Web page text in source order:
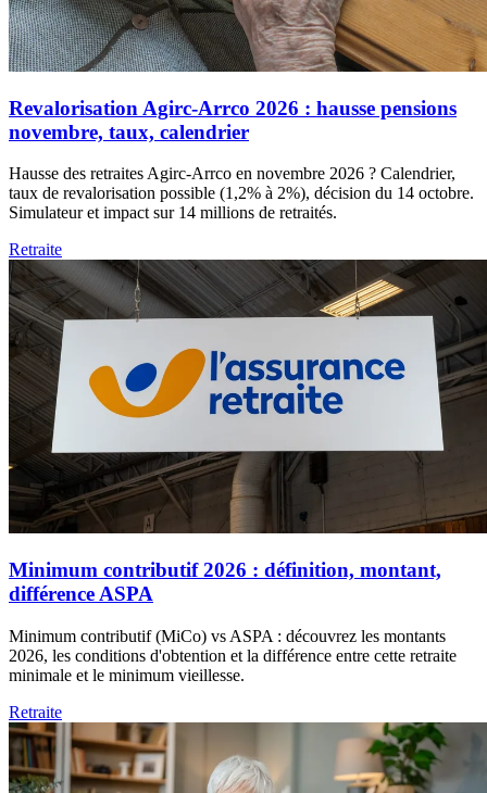
Revalorisation Agirc-Arrco 2026 : hausse pensions
novembre, taux, calendrier
Hausse des retraites Agirc-Arrco en novembre 2026 ? Calendrier,
taux de revalorisation possible (1,2% à 2%), décision du 14 octobre.
Simulateur et impact sur 14 millions de retraités.
Retraite
Minimum contributif 2026 : définition, montant,
différence ASPA
Minimum contributif (MiCo) vs ASPA : découvrez les montants
2026, les conditions d'obtention et la différence entre cette retraite
minimale et le minimum vieillesse.
Retraite